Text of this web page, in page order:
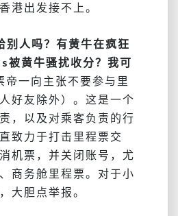
港出发接不上。
人吗？ 有黄牛在疯狂
被黄牛骚扰收分？ 我可
帝一向主张不要参与里
好友除外）。 这是一个
，以及对乘客负责的行
致力于打击里程票交
机票，并关闭账号，尤
商务舱里程票。对于小
大胆点举报。